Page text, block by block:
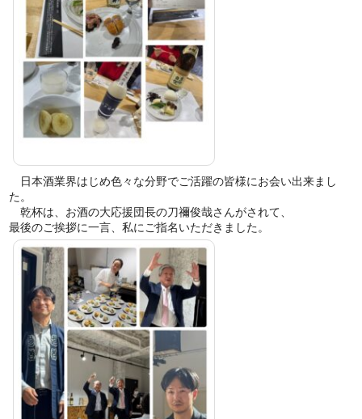
日本酒業界はじめ色々な分野でご活躍の皆様にお会い出来まし
た。
乾杯は、お酒の大応援団長の刀禰俊哉さんがされて、
最後のご挨拶に一言、私にご指名いただきました。